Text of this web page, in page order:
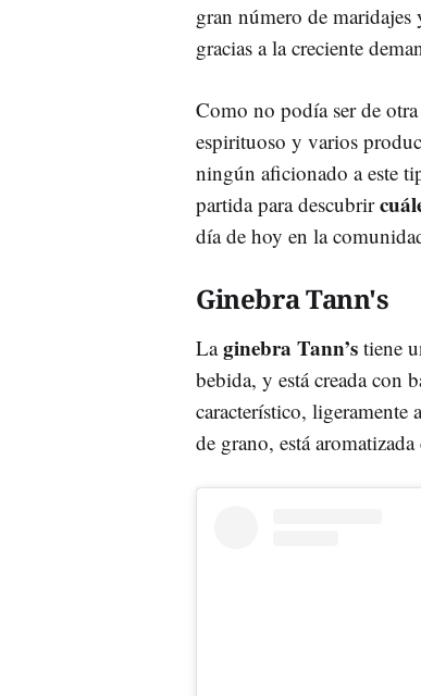
gran número de maridajes
gracias a la creciente
Como no podía ser de otra
espirituoso y varios
ningún aficionado a este
partida para descubrir
día de hoy en la
Ginebra Tann's
Laginebra Tann’s tiene
bebida, y está creada con
característico, ligeramente
de grano, está